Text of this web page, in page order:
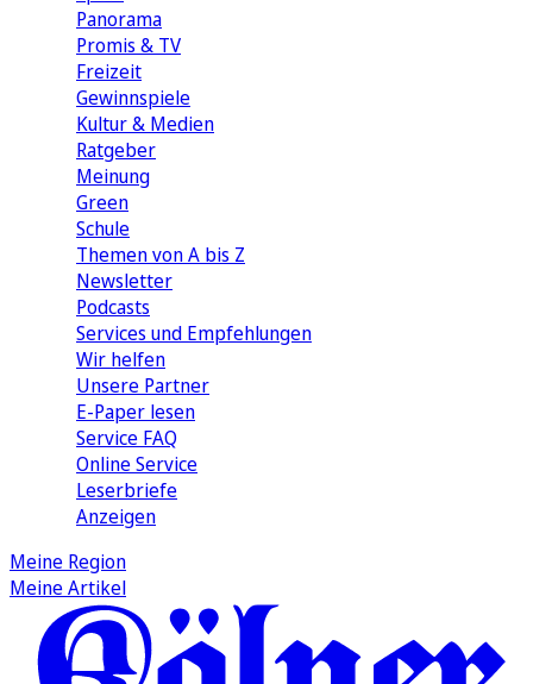
Panorama
Promis & TV
Freizeit
Gewinnspiele
Kultur & Medien
Ratgeber
Meinung
Green
Schule
Themen von A bis Z
Newsletter
Podcasts
Services und Empfehlungen
Wir helfen
Unsere Partner
E-Paper lesen
Service FAQ
Online Service
Leserbriefe
Anzeigen
Meine Region
Meine Artikel